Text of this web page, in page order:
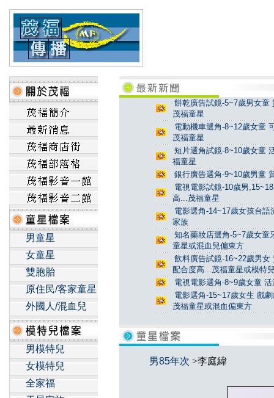
男童星
女童星
雙胞胎
原住民/客家童星
外國人/混血兒
男模特兒
女模特兒
全家福
餅乾廣告試鏡-5~7歲男女
茂福童星
電動機車選角-8~12歲女童
茂福童星
短片選角試鏡-8~10歲女童
福童星
銀行廣告選角-9~10歲男童
電視電影試鏡-10歲男
高...茂福童星
電影選角-14~17歲女孩台
家族
知名藥妝店選角-5~7歲女童
童星或混血兒偏東方
飲料廣告試鏡-16~22歲男
配合度高...茂福童星或模特
電視電影選角-8~9歲女童
電影選角-15~17歲女生 戲
茂福童星或混血偏東方
男85年次 >李庭緯